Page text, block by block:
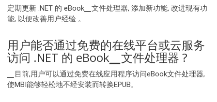
定期更新 .NET 的 eBook▁文件处理器, 添加新功能, 改进现有功
能, 以便改善用户经验 。
用户能否通过免费的在线平台或云服务
访问 .NET 的 eBook▁文件处理器 ?
▁目前,用户可以通过免费在线应用程序访问eBook文件处理器,
使MBI能够轻松地不经安装而转换EPUB。